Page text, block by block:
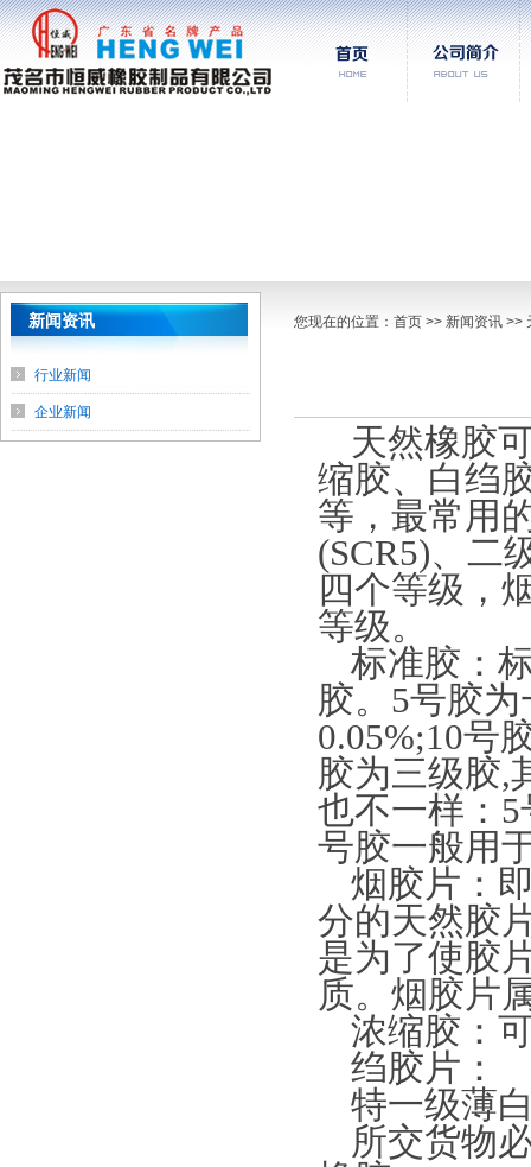
新闻资讯
行业新闻
企业新闻
您现在的位置： 首页 >> 新闻资讯 >>
天然橡胶
缩胶、白绉
等，最常用
(SCR5)、二
四个等级，
等级。
标准胶：
胶。5号胶
0.05%;10号
胶为三级胶,
也不一样：
号胶一般用
烟胶片：
分的天然胶
是为了使胶
质。烟胶片
浓缩胶：
绉胶片：
特一级薄
所交货物